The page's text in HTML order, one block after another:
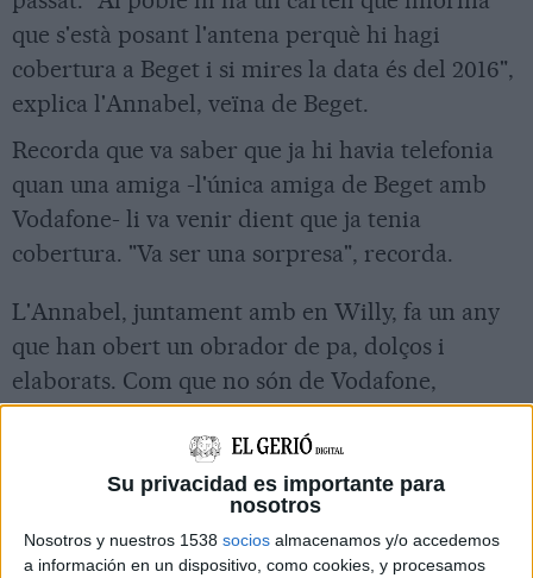
Su privacidad es importante para
nosotros
Nosotros y nuestros 1538 socios almacenamos y/o accedemos
a información en un dispositivo, como cookies, y procesamos
que s'està posant l'antena perquè hi hagi
cobertura a Beget i si mires la data és del 2016",
explica l'Annabel, veïna de Beget.
Recorda que va saber que ja hi havia telefonia
quan una amiga -l'única amiga de Beget amb
Vodafone- li va venir dient que ja tenia
cobertura. "Va ser una sorpresa", recorda.
L'Annabel, juntament amb en Willy, fa un any
que han obert un obrador de pa, dolços i
elaborats. Com que no són de Vodafone,
segueixen sense telefonia, tot i que han posat
una xarxa wifi com a alternativa encara tenen
mancances.